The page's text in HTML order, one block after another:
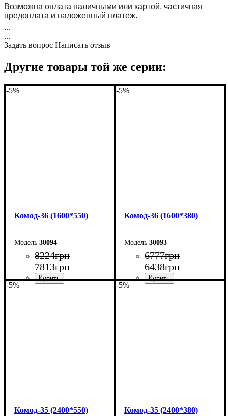
Возможна оплата наличными или картой, частичная
предоплата и наложенный платеж.
...
...
Задать вопрос Написать отзыв
Другие товары той же серии:
-5%
Комод-36 (1600*550)
30094
8224грн
7813грн
-5%
Комод-36 (1600*380)
30093
6777грн
6438грн
-5%
Комод-35 (2400*550)
-5%
Комод-35 (2400*380)